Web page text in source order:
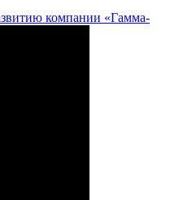
компании «Гамма-